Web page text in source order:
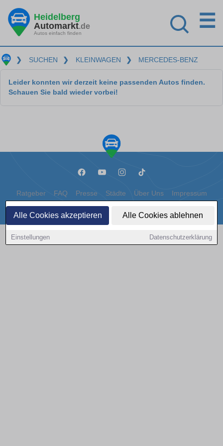
Alle Cookies akzeptieren Alle Cookies ablehnen
Einstellungen Datenschutzerklärung
Heidelberg
Automarkt.de
Autos einfach finden
☰
❯ SUCHEN ❯ KLEINWAGEN ❯ MERCEDES-BENZ
Leider konnten wir derzeit keine passenden Autos finden.
Schauen Sie bald wieder vorbei!
Ratgeber FAQ Presse Städte Über Uns Impressum
Datenschutz Cookies
Copyright © 2000 - 2026 | 1A Infosysteme GmbH | Content by: 1a-sites-autos